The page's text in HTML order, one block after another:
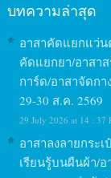
บทความล่าสุด
อาสาคัดแยกแว่น
คัดแยกยา/อาสา
การ์ด/อาสาจัดก
29-30 ส.ค. 2569
29 July 2026 at 14 : 37
อาสาลงลายกระ
เรียนรู้บนผืนผ้า/